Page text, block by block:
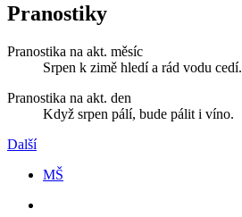
Pranostiky
Pranostika na akt. měsíc
Srpen k zimě hledí a rád vodu cedí.
Pranostika na akt. den
Když srpen pálí, bude pálit i víno.
Další
MŠ